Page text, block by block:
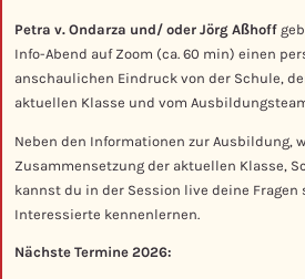
Petra v. Ondarza und/ oder Jörg Aßhoff
Info-Abend auf Zoom (ca. 60 min) einen
anschaulichen Eindruck von der Schule,
aktuellen Klasse und vom
Neben den Informationen zur Ausbildung,
Zusammensetzung der aktuellen Klasse,
kannst du in der Session live deine Fragen
Interessierte kennenlernen.
Nächste Termine 2026: